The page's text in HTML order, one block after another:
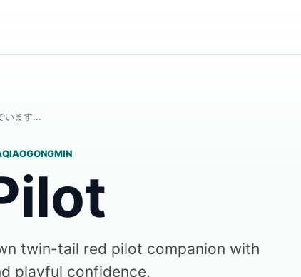
います...
twin-tail red pilot companion with
playful confidence.